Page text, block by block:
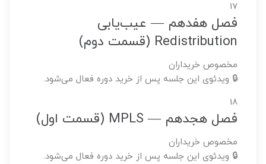
17
فصل هفدهم — عیب‌یابی
Redistribution (قسمت دوم)
مخصوص خریداران
🔒 ویدئوی این جلسه پس از خرید دوره فعال می‌شود.
18
فصل هجدهم — MPLS (قسمت اول)
مخصوص خریداران
🔒 ویدئوی این جلسه پس از خرید دوره فعال می‌شود.